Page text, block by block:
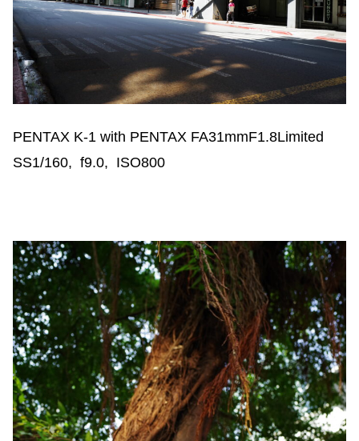
PENTAX K-1 with PENTAX FA31mmF1.8Limited
SS1/160, f9.0, ISO800